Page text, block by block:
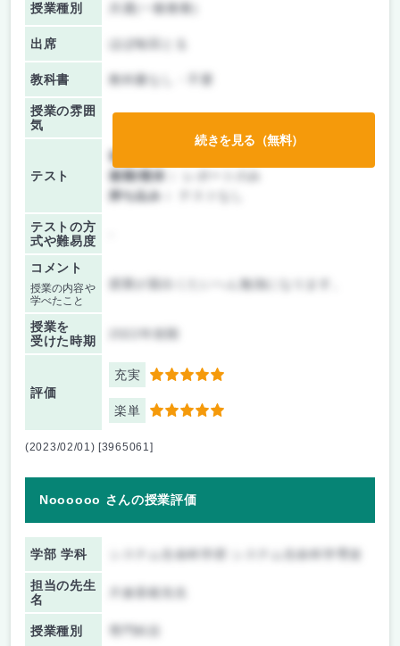
授業種別 共通(一般教養)
出席 ほぼ毎回とる
教科書 教科書なし・不要
授業の雰囲
気
テスト
前期/中間：
後期/期末：
持ち込み：
テストの方
式や難易度
コメント
授業の内容や
学べたこと
授業が面白くたいへん勉強になります。
授業を
受けた時期
評価
充実 5
楽単 5
続きを見る（無料）
(2023/02/01) [3965061]
Noooooo さんの授業評価
学部 学科 システム生命科学府 システム生命科学専攻
担当の先生
名
片倉喜範先生
授業種別